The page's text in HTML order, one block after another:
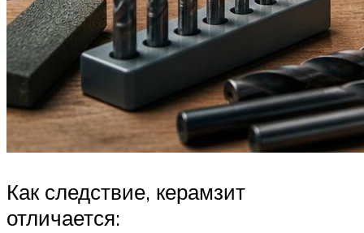
Как следствие, керамзит
отличается: